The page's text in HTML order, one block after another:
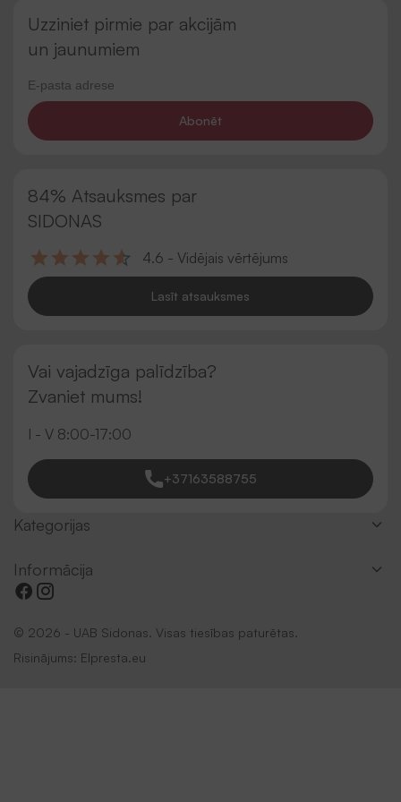
Uzziniet pirmie par akcijām
un jaunumiem
Abonēt
84% Atsauksmes par
SIDONAS
4.6 - Vidējais vērtējums
Lasīt atsauksmes
Vai vajadzīga palīdzība?
Zvaniet mums!
I - V 8:00-17:00
+37163588755
Kategorijas
Informācija
© 2026 - UAB Sidonas. Visas tiesības paturētas.
Risinājums: Elpresta.eu